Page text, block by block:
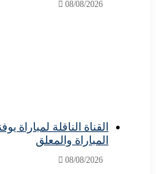
القناة الناقلة لمباراة يوفنتوس
المباراة والمعلق